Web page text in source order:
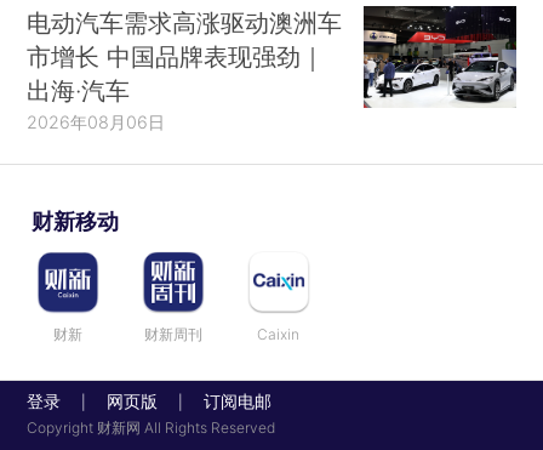
电动汽车需求高涨驱动澳洲车
市增长 中国品牌表现强劲｜
出海·汽车
2026年08月06日
财新移动
财新 财新周刊 Caixin
登录 网页版 订阅电邮
Copyright 财新网 All Rights Reserved